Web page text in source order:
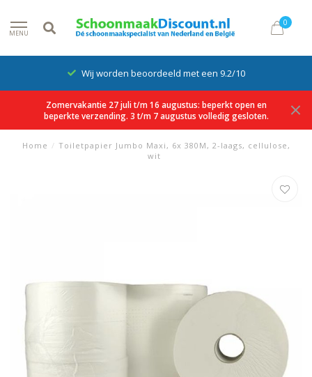
MENU
0
Wij worden beoordeeld met een 9.2/10
Zomervakantie 27 juli t/m 16 augustus: beperkt open en
beperkte verzending. 3 t/m 7 augustus volledig gesloten.
Home / Toiletpapier Jumbo Maxi, 6x 380M, 2-laags, cellulose,
wit